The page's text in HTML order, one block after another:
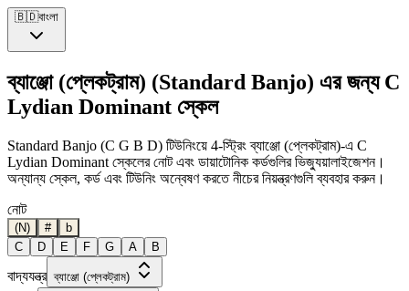
🇧🇩বাংলা
ব্যাঞ্জো (প্লেকট্রাম) (Standard Banjo) এর জন্য C
Lydian Dominant স্কেল
Standard Banjo (C G B D) টিউনিংয়ে 4-স্ট্রিং ব্যাঞ্জো (প্লেকট্রাম)-এ C
Lydian Dominant স্কেলের নোট এবং ডায়াটোনিক কর্ডগুলির ভিজ্যুয়ালাইজেশন।
অন্যান্য স্কেল, কর্ড এবং টিউনিং অন্বেষণ করতে নীচের নিয়ন্ত্রণগুলি ব্যবহার করুন।
নোট
(N) #
b
C
D E F G A B
বাদ্যযন্ত্র ব্যাঞ্জো (প্লেকট্রাম)